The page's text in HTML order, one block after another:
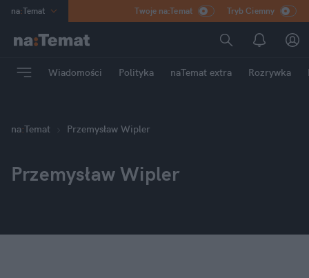
na:Temat
Poland
mama
Rozrywka
Twoje na:Temat Tryb Ciemny
Wiadomości Polityka naTemat extra Rozrywka
na:Temat Przemysław Wipler
Przemysław Wipler